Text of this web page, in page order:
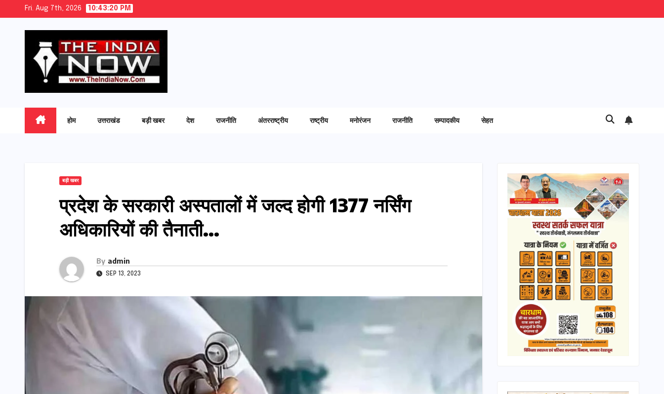
Fri. Aug 7th, 2026 10:43:21 PM
होम उत्तराखंड बड़ी खबर देश राजनीति अंतरराष्ट्रीय राष्ट्रीय मनोरंजन राजनीति सम्पादकीय सेहत
बड़ी खबर
प्रदेश के सरकारी अस्पतालों में जल्द होगी 1377 नर्सिंग
अधिकारियों की तैनाती…
By admin
SEP 13, 2023